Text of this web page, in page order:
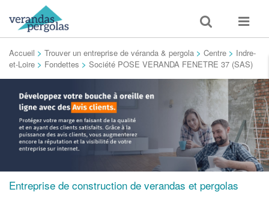
Toggle
search
Toggle
Accueil > Trouver un entreprise de véranda & pergola > Centre > Indre-
et-Loire > Fondettes > Société POSE VERANDA FENETRE 37 (SAS)
Entreprise de construction de verandas et pergolas